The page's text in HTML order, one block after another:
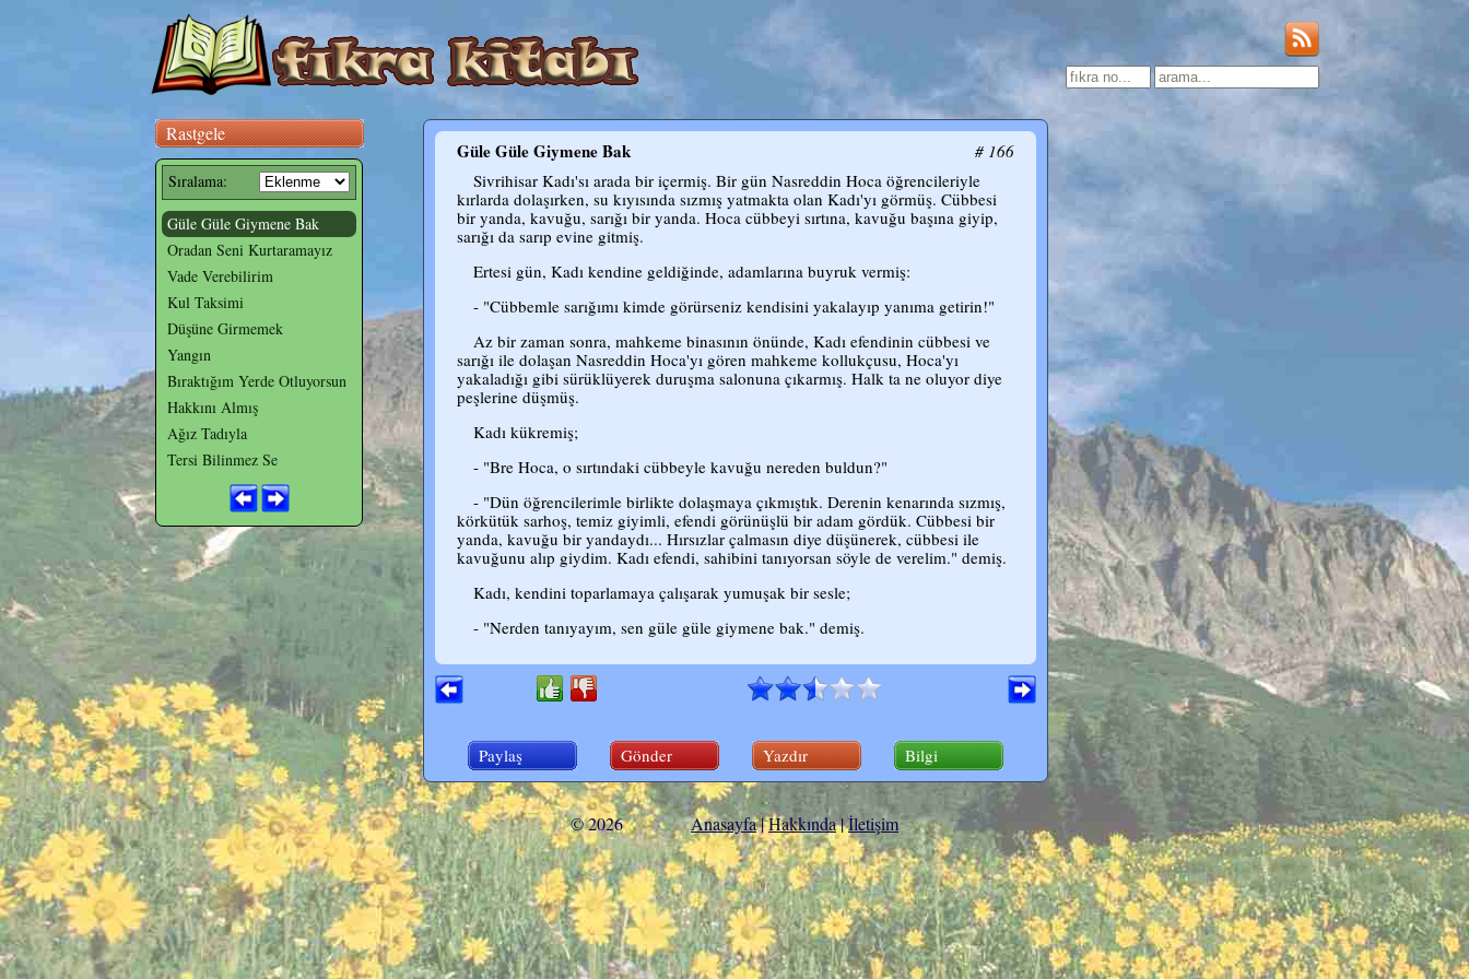
Rastgele
Sıralama:
Güle Güle Giymene Bak
Oradan Seni Kurtaramayız
Vade Verebilirim
Kul Taksimi
Düşüne Girmemek
Yangın
Bıraktığım Yerde Otluyorsun
Hakkını Almış
Ağız Tadıyla
Tersi Bilinmez Se
Güle Güle Giymene Bak
# 166
Sivrihisar Kadı'sı arada bir içermiş. Bir gün Nasreddin Hoca öğrencileriyle
kırlarda dolaşırken, su kıyısında sızmış yatmakta olan Kadı'yı görmüş. Cübbesi
bir yanda, kavuğu, sarığı bir yanda. Hoca cübbeyi sırtına, kavuğu başına giyip,
sarığı da sarıp evine gitmiş.
Ertesi gün, Kadı kendine geldiğinde, adamlarına buyruk vermiş:
- "Cübbemle sarığımı kimde görürseniz kendisini yakalayıp yanıma getirin!"
Az bir zaman sonra, mahkeme binasının önünde, Kadı efendinin cübbesi ve
sarığı ile dolaşan Nasreddin Hoca'yı gören mahkeme kollukçusu, Hoca'yı
yakaladığı gibi sürüklüyerek duruşma salonuna çıkarmış. Halk ta ne oluyor diye
peşlerine düşmüş.
Kadı kükremiş;
- "Bre Hoca, o sırtındaki cübbeyle kavuğu nereden buldun?"
- "Dün öğrencilerimle birlikte dolaşmaya çıkmıştık. Derenin kenarında sızmış,
körkütük sarhoş, temiz giyimli, efendi görünüşlü bir adam gördük. Cübbesi bir
yanda, kavuğu bir yandaydı... Hırsızlar çalmasın diye düşünerek, cübbesi ile
kavuğunu alıp giydim. Kadı efendi, sahibini tanıyorsan söyle de verelim." demiş.
Kadı, kendini toparlamaya çalışarak yumuşak bir sesle;
- "Nerden tanıyayım, sen güle güle giymene bak." demiş.
Paylaş Gönder Yazdır Bilgi
© 2026Anasayfa|Hakkında|İletişim